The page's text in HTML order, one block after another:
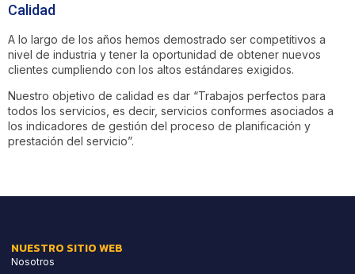
Calidad
A lo largo de los años hemos demostrado ser competitivos a
nivel de industria y tener la oportunidad de obtener nuevos
clientes cumpliendo con los altos estándares exigidos.
Nuestro objetivo de calidad es dar “Trabajos perfectos para
todos los servicios, es decir, servicios conformes asociados a
los indicadores de gestión del proceso de planificación y
prestación del servicio”.
NUESTRO SITIO WEB
Nosotros